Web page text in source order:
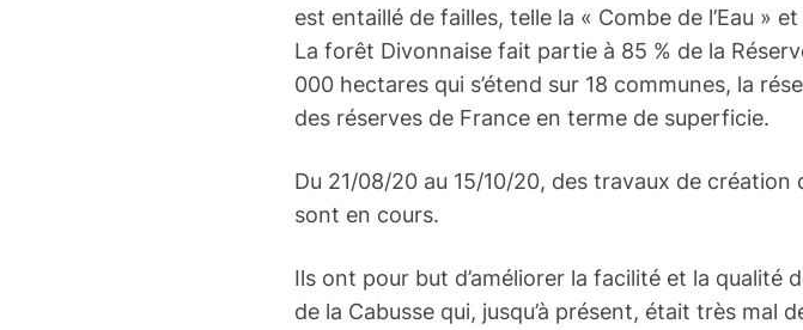
est entaillé de failles, telle la « Combe de l’Eau »
La forêt Divonnaise fait partie à 85 % de la
000 hectares qui s’étend sur 18 communes, la
des réserves de France en terme de superficie.
Du 21/08/20 au 15/10/20, des travaux de création
sont en cours.
Ils ont pour but d’améliorer la facilité et la qualité
de la Cabusse qui, jusqu’à présent, était très mal